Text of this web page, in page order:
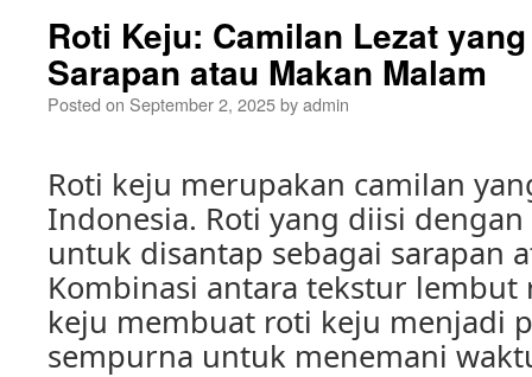
Roti Keju: Camilan Lezat
Sarapan atau Makan Malam
Posted on September 2, 2025byadmin
Roti keju merupakan camilan
Indonesia. Roti yang diisi
untuk disantap sebagai sarapan
Kombinasi antara tekstur
keju membuat roti keju menjadi
sempurna untuk menemani